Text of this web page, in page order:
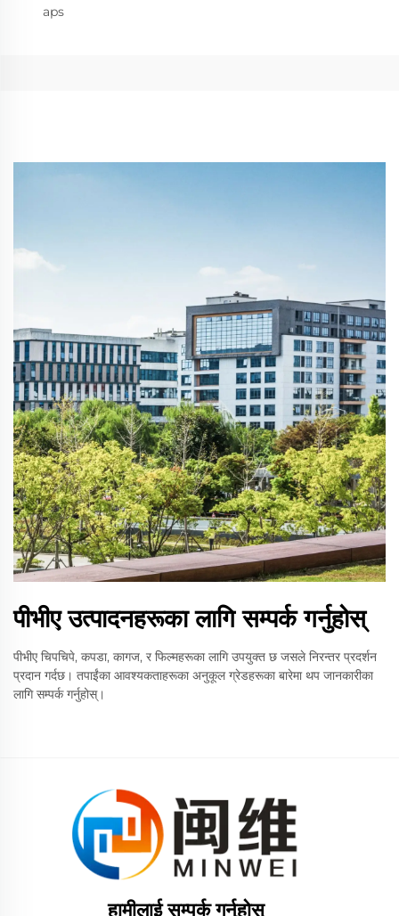
aps
पीभीए उत्पादनहरूका लागि सम्पर्क गर्नुहोस्
पीभीए चिपचिपे, कपडा, कागज, र फिल्महरूका लागि उपयुक्त छ जसले निरन्तर प्रदर्शन
प्रदान गर्दछ। तपाईंका आवश्यकताहरूका अनुकूल ग्रेडहरूका बारेमा थप जानकारीका
लागि सम्पर्क गर्नुहोस्।
हामीलाई सम्पर्क गर्नुहोस्